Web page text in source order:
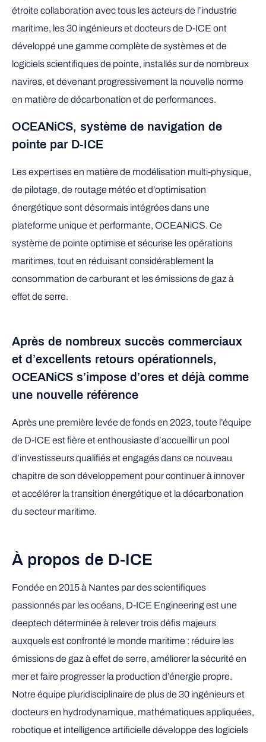
étroite collaboration avec tous les acteurs de l’industrie
maritime, les 30 ingénieurs et docteurs de D-ICE ont
développé une gamme complète de systèmes et de
logiciels scientifiques de pointe, installés sur de nombreux
navires, et devenant progressivement la nouvelle norme
en matière de décarbonation et de performances.
OCEANiCS, système de navigation de
pointe par D-ICE
Les expertises en matière de modélisation multi-physique,
de pilotage, de routage météo et d’optimisation
énergétique sont désormais intégrées dans une
plateforme unique et performante, OCEANiCS. Ce
système de pointe optimise et sécurise les opérations
maritimes, tout en réduisant considérablement la
consommation de carburant et les émissions de gaz à
effet de serre.
Après de nombreux succès commerciaux
et d’excellents retours opérationnels,
OCEANiCS s’impose d’ores et déjà comme
une nouvelle référence
Après une première levée de fonds en 2023, toute l’équipe
de D-ICE est fière et enthousiaste d’accueillir un pool
d’investisseurs qualifiés et engagés dans ce nouveau
chapitre de son développement pour continuer à innover
et accélérer la transition énergétique et la décarbonation
du secteur maritime.
À propos de D-ICE
Fondée en 2015 à Nantes par des scientifiques
passionnés par les océans, D-ICE Engineering est une
deeptech déterminée à relever trois défis majeurs
auxquels est confronté le monde maritime : réduire les
émissions de gaz à effet de serre, améliorer la sécurité en
mer et faire progresser la production d’énergie propre.
Notre équipe pluridisciplinaire de plus de 30 ingénieurs et
docteurs en hydrodynamique, mathématiques appliquées,
robotique et intelligence artificielle développe des logiciels